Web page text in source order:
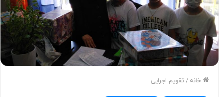
خانه /تقویم اجرایی